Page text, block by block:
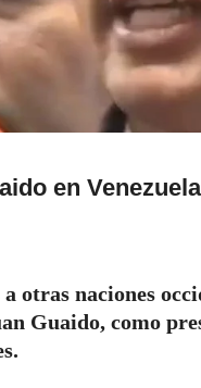
en Venezuela
otras naciones
Guaido, como